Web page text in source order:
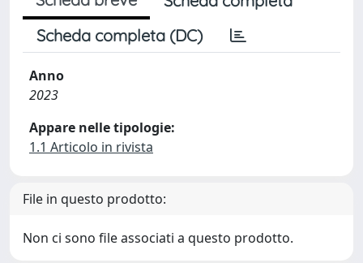
Scheda completa (DC)
Anno
2023
Appare nelle tipologie:
1.1 Articolo in rivista
File in questo prodotto:
Non ci sono file associati a questo prodotto.